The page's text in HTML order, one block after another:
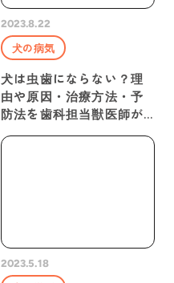
2023.8.22
犬の病気
犬は虫歯にならない？理
由や原因・治療方法・予
防法を歯科担当獣医師が
2023.5.18